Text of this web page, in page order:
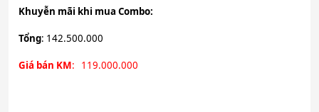
Khuyễn mãi khi mua Combo:
Tổng: 142.500.000
Giá bán KM: 119.000.000